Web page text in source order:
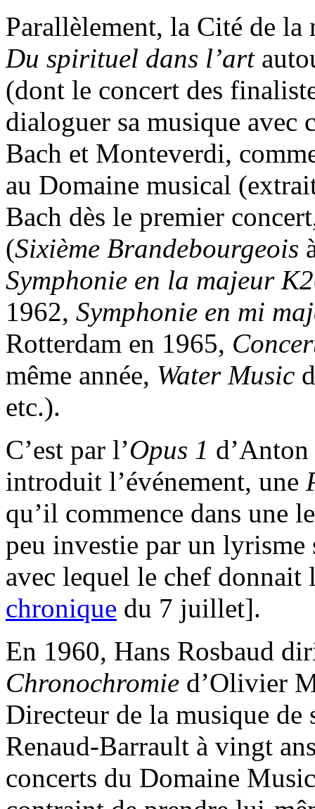
Parallèlement, la Cité de la
Du spirituel dans l’art
(dont le concert des
dialoguer sa musique avec
Bach et Monteverdi,
au Domaine musical
Bach dès le premier
(Sixième Brandebourgeois
Symphonie en la majeur
1962, Symphonie en mi
Rotterdam en 1965,
même année, Water Music
etc.).
C’est par l’Opus 1
introduit l’événement, une
qu’il commence dans une
peu investie par un
avec lequel le chef donnait
chronique du 7 juillet].
En 1960, Hans Rosbaud
Chronochromie d’Olivier
Directeur de la musique de
Renaud-Barrault à vingt
concerts du Domaine